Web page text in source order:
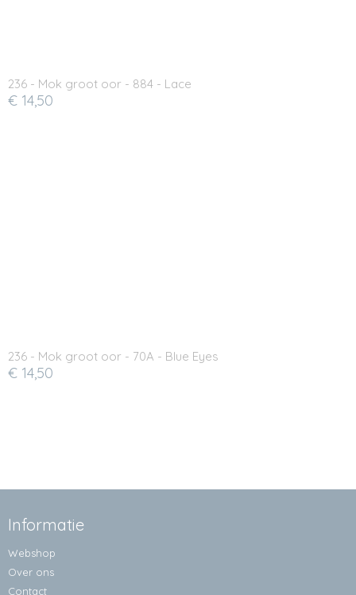
236 - Mok groot oor - 884 - Lace
€ 14,50
236 - Mok groot oor - 70A - Blue Eyes
€ 14,50
Informatie
Webshop
Over ons
Contact